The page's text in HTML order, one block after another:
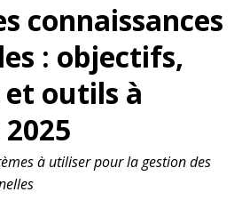
connaissances
: objectifs,
outils à
à utiliser pour la gestion des